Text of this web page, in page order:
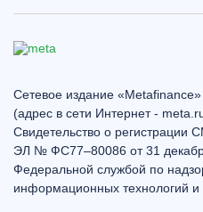
Сетевое издание «Metafinance»
(адрес в сети Интернет -
Свидетельство о регистрации
ЭЛ № ФС77–80086 от 31
Федеральной службой по
информационных технологий и